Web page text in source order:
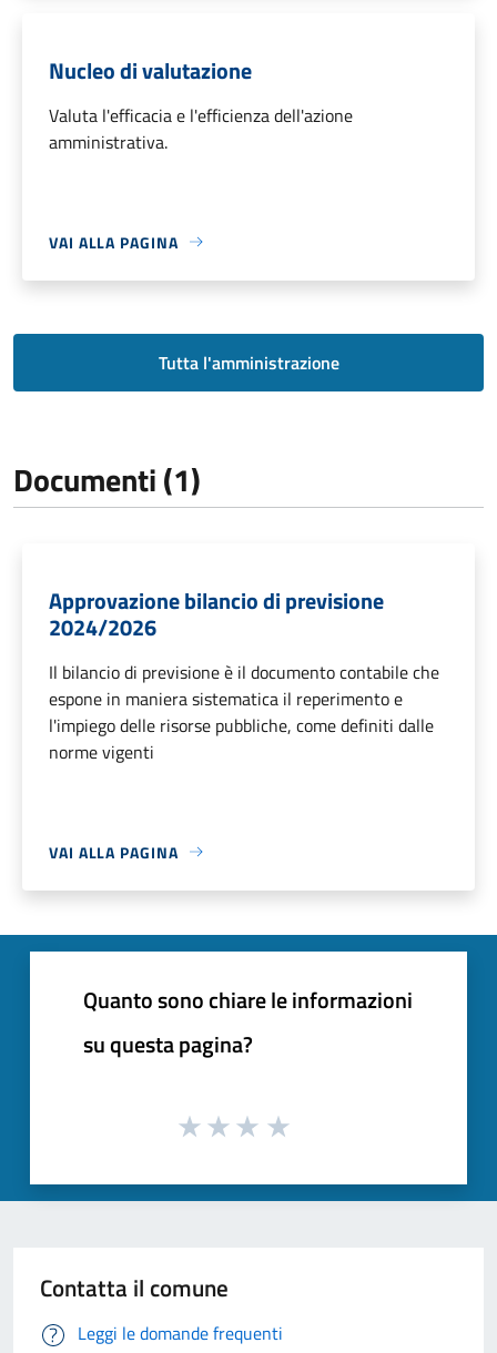
Nucleo di valutazione
Valuta l'efficacia e l'efficienza dell'azione
amministrativa.
VAI ALLA PAGINA
Tutta l'amministrazione
Documenti (1)
Approvazione bilancio di previsione
2024/2026
Il bilancio di previsione è il documento contabile che
espone in maniera sistematica il reperimento e
l'impiego delle risorse pubbliche, come definiti dalle
norme vigenti
VAI ALLA PAGINA
Quanto sono chiare le informazioni
su questa pagina?
Contatta il comune
Leggi le domande frequenti